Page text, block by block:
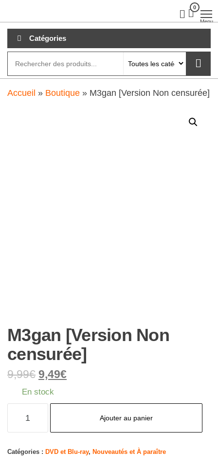
au
contenu
0
Menu
Catégories
Accueil » Boutique » M3gan [Version Non censurée]
M3gan [Version Non
censurée]
9,99€ 9,49€
En stock
[Version
Ajouter au panier
Catégories : DVD et Blu-ray, Nouveautés et À paraître